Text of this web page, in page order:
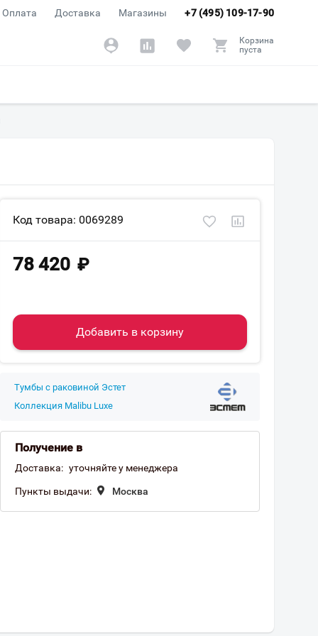
+7 (495) 109-17-90
Оплата Доставка Магазины
Корзина
пуста
Код товара: 0069289
78 420 ₽
Добавить в корзину
Тумбы с раковиной Эстет
Коллекция Malibu Luxe
Получение в
Доставка: уточняйте у менеджера
Пункты выдачи: Москва